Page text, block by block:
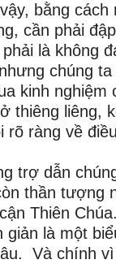
bằng cách
cần phải
là không
chúng
kinh
thiêng liêng,
rõ ràng về
trợ dẫn
thần tượng
Thiên
giản là một
Và chính